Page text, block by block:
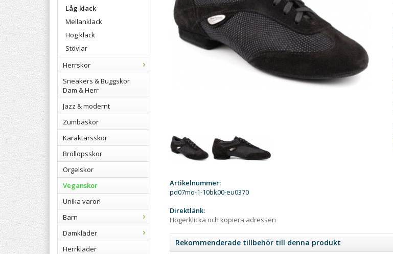
Låg klack
Mellanklack
Hög klack
Stövlar
Herrskor
Sneakers & Buggskor
Dam & Herr
Jazz & modernt
Zumbaskor
Karaktärsskor
Bröllopsskor
Orgelskor
Veganskor
Unika varor!
Barn
Damkläder
Herrkläder
Artikelnummer:
pd07mo-1-10bk00-eu0370
Direktlänk:
Högerklicka och kopiera adressen
Rekommenderade tillbehör till denna produkt